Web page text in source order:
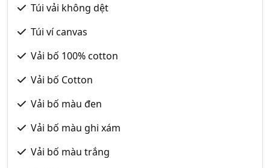
Túi vải không dệt
Túi ví canvas
Vải bố 100% cotton
Vải bố Cotton
Vải bố màu đen
Vải bố màu ghi xám
Vải bố màu trắng